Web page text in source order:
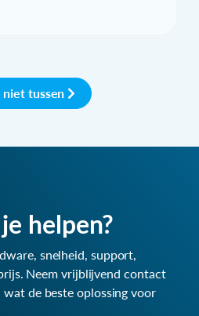
niet tussen
helpen?
snelheid, support,
Neem vrijblijvend contact
de beste oplossing voor